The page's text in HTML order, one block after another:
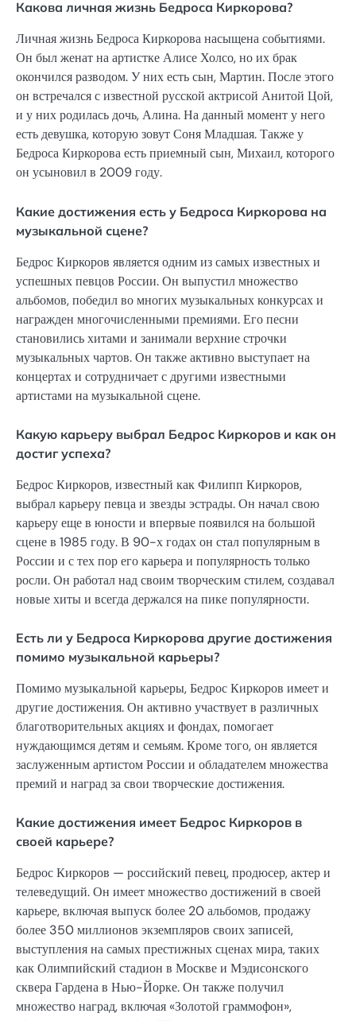
Какова личная жизнь Бедроса Киркорова?
Личная жизнь Бедроса Киркорова насыщена событиями.
Он был женат на артистке Алисе Холсо, но их брак
окончился разводом. У них есть сын, Мартин. После этого
он встречался с известной русской актрисой Анитой Цой,
и у них родилась дочь, Алина. На данный момент у него
есть девушка, которую зовут Соня Младшая. Также у
Бедроса Киркорова есть приемный сын, Михаил, которого
он усыновил в 2009 году.
Какие достижения есть у Бедроса Киркорова на
музыкальной сцене?
Бедрос Киркоров является одним из самых известных и
успешных певцов России. Он выпустил множество
альбомов, победил во многих музыкальных конкурсах и
награжден многочисленными премиями. Его песни
становились хитами и занимали верхние строчки
музыкальных чартов. Он также активно выступает на
концертах и сотрудничает с другими известными
артистами на музыкальной сцене.
Какую карьеру выбрал Бедрос Киркоров и как он
достиг успеха?
Бедрос Киркоров, известный как Филипп Киркоров,
выбрал карьеру певца и звезды эстрады. Он начал свою
карьеру еще в юности и впервые появился на большой
сцене в 1985 году. В 90-х годах он стал популярным в
России и с тех пор его карьера и популярность только
росли. Он работал над своим творческим стилем, создавал
новые хиты и всегда держался на пике популярности.
Есть ли у Бедроса Киркорова другие достижения
помимо музыкальной карьеры?
Помимо музыкальной карьеры, Бедрос Киркоров имеет и
другие достижения. Он активно участвует в различных
благотворительных акциях и фондах, помогает
нуждающимся детям и семьям. Кроме того, он является
заслуженным артистом России и обладателем множества
премий и наград за свои творческие достижения.
Какие достижения имеет Бедрос Киркоров в
своей карьере?
Бедрос Киркоров — российский певец, продюсер, актер и
телеведущий. Он имеет множество достижений в своей
карьере, включая выпуск более 20 альбомов, продажу
более 350 миллионов экземпляров своих записей,
выступления на самых престижных сценах мира, таких
как Олимпийский стадион в Москве и Мэдисонского
сквера Гардена в Нью-Йорке. Он также получил
множество наград, включая «Золотой граммофон»,